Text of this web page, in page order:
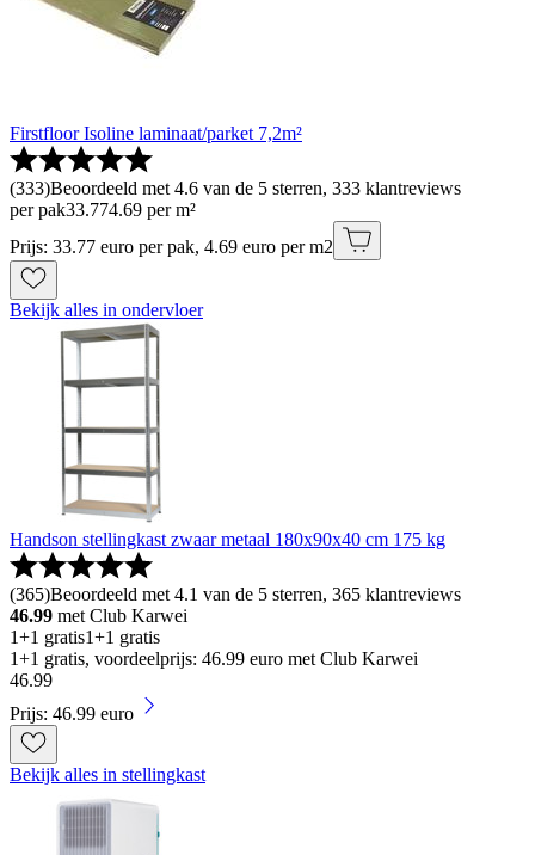
Firstfloor Isoline laminaat/parket 7,2m²
(333)Beoordeeld met 4.6 van de 5 sterren, 333 klantreviews
per pak33.774.69 per m²
Prijs: 33.77 euro per pak, 4.69 euro per m2
Bekijk alles in ondervloer
Handson stellingkast zwaar metaal 180x90x40 cm 175 kg
(365)Beoordeeld met 4.1 van de 5 sterren, 365 klantreviews
46.99 met Club Karwei
1+1 gratis1+1 gratis
1+1 gratis, voordeelprijs: 46.99 euro met Club Karwei
46.99
Prijs: 46.99 euro
Bekijk alles in stellingkast